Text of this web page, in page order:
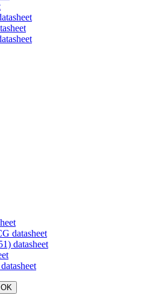
datasheet
datasheet
OK